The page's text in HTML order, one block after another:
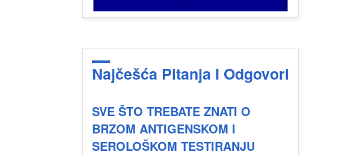
Najčešća Pitanja I Odgovori
SVE ŠTO TREBATE ZNATI O
BRZOM ANTIGENSKOM I
SEROLOŠKOM TESTIRANJU